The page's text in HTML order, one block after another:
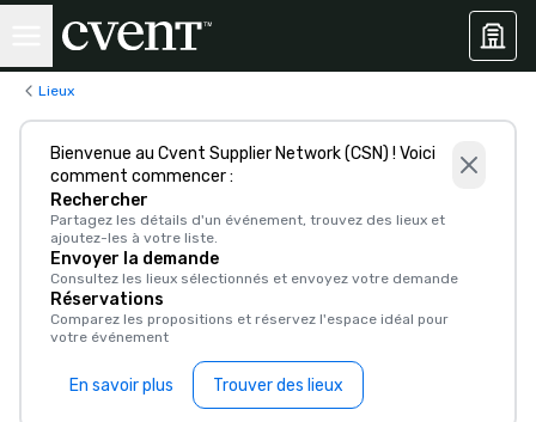
Lieux
Bienvenue au Cvent Supplier Network (CSN) ! Voici
comment commencer :
Rechercher
Partagez les détails d'un événement, trouvez des lieux et
ajoutez-les à votre liste.
Envoyer la demande
Consultez les lieux sélectionnés et envoyez votre demande
Réservations
Comparez les propositions et réservez l'espace idéal pour
votre événement
En savoir plus Trouver des lieux